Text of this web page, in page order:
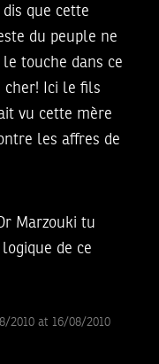
dis que cette
du peuple ne
touche dans ce
Ici le fils
vu cette mère
les affres de
Marzouki tu
de ce
2010 at 16/08/2010